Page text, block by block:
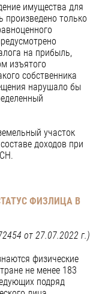
имущества для
произведено только
на прибыль,
изъятого
собственника
нарушало бы
участок
доходов при
ФИЗЛИЦА В
от 27.07.2022 г.)
физические
не менее 183
подряд